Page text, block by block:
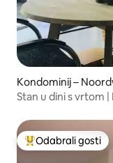
Kondominij –
Stan u dini s vrtom
Među najviše
Odabrali gosti